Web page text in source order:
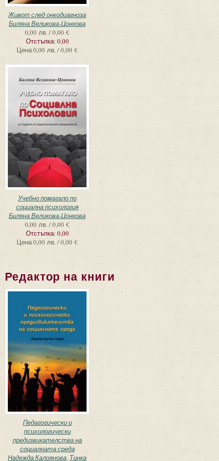
Живот след онкодиагноза
Биляна Великова-Цонкова
0,00 лв. / 0,00 €
Отстъпка: 0,00
Цена0,00 лв. / 0,00 €
Учебно помагало по
социална психология
Биляна Великова-Цонкова
0,00 лв. / 0,00 €
Отстъпка: 0,00
Цена0,00 лв. / 0,00 €
Редактор на книги
Педагогически и
психологически
предизвикателства на
социалната среда
Надежда Калоянова, Тинка